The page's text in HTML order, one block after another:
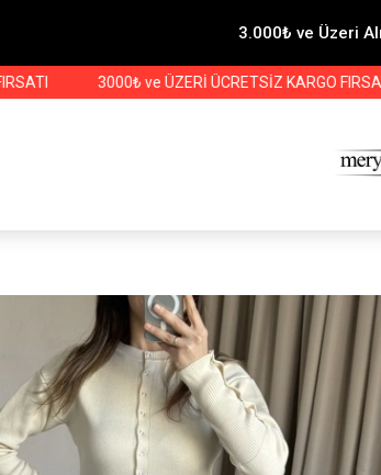
3.000₺ ve Üzeri
3000₺ ve ÜZERİ ÜCRETSİZ KARGO FIRSATI